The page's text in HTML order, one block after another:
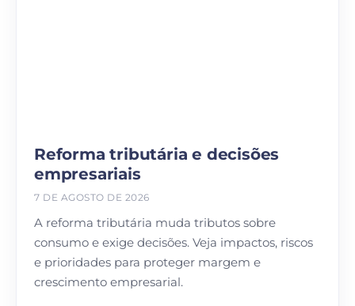
Reforma tributária e decisões
empresariais
7 DE AGOSTO DE 2026
A reforma tributária muda tributos sobre
consumo e exige decisões. Veja impactos, riscos
e prioridades para proteger margem e
crescimento empresarial.